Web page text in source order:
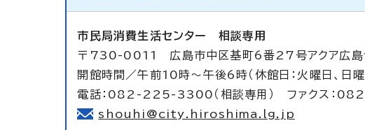
市民局消費生活センター 相談専用
〒730-0011 広島市中区基町6番27号アクア広島
開館時間／午前10時～午後6時（休館日：火曜日、日
電話：082-225-3300（相談専用） ファクス：
shouhi@city.hiroshima.lg.jp